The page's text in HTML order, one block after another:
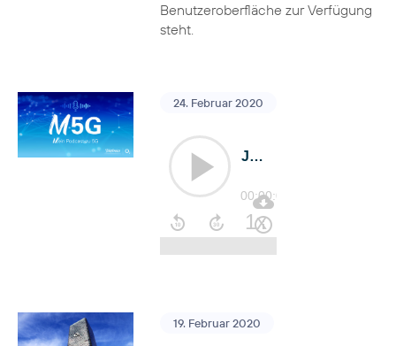
Benutzeroberfläche zur Verfügung
steht.
24. Februar 2020
19. Februar 2020